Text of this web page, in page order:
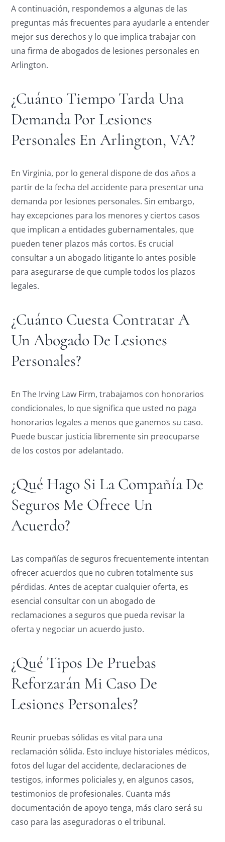
A continuación, respondemos a algunas de las
preguntas más frecuentes para ayudarle a entender
mejor sus derechos y lo que implica trabajar con
una firma de abogados de lesiones personales en
Arlington.
¿Cuánto Tiempo Tarda Una
Demanda Por Lesiones
Personales En Arlington, VA?
En Virginia, por lo general dispone de dos años a
partir de la fecha del accidente para presentar una
demanda por lesiones personales. Sin embargo,
hay excepciones para los menores y ciertos casos
que implican a entidades gubernamentales, que
pueden tener plazos más cortos. Es crucial
consultar a un abogado litigante lo antes posible
para asegurarse de que cumple todos los plazos
legales.
¿Cuánto Cuesta Contratar A
Un Abogado De Lesiones
Personales?
En The Irving Law Firm, trabajamos con honorarios
condicionales, lo que significa que usted no paga
honorarios legales a menos que ganemos su caso.
Puede buscar justicia libremente sin preocuparse
de los costos por adelantado.
¿Qué Hago Si La Compañía De
Seguros Me Ofrece Un
Acuerdo?
Las compañías de seguros frecuentemente intentan
ofrecer acuerdos que no cubren totalmente sus
pérdidas. Antes de aceptar cualquier oferta, es
esencial consultar con un abogado de
reclamaciones a seguros que pueda revisar la
oferta y negociar un acuerdo justo.
¿Qué Tipos De Pruebas
Reforzarán Mi Caso De
Lesiones Personales?
Reunir pruebas sólidas es vital para una
reclamación sólida. Esto incluye historiales médicos,
fotos del lugar del accidente, declaraciones de
testigos, informes policiales y, en algunos casos,
testimonios de profesionales. Cuanta más
documentación de apoyo tenga, más claro será su
caso para las aseguradoras o el tribunal.